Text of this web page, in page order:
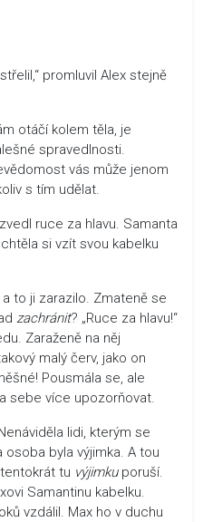
promluvil Alex stejně
otáčí kolem těla, je
spravedlnosti.
vás může jenom
s tím udělat.
ruce za hlavu. Samanta
si vzít svou kabelku
a to ji zarazilo. Zmateně se
zachránit? „Ruce za hlavu!“
Zaraženě na něj
malý červ, jako on
Pousmála se, ale
sebe více upozorňovat.
lidi, kterým se
byla výjimka. A tou
tu výjimkuporuší.
Samantinu kabelku.
vzdálil. Max ho v duchu